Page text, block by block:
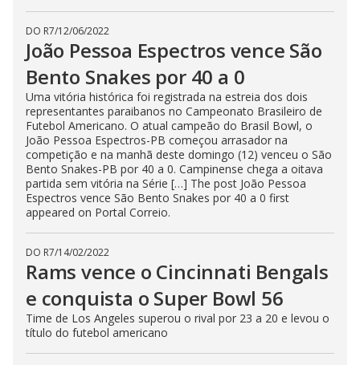
DO R7/12/06/2022
João Pessoa Espectros vence São
Bento Snakes por 40 a 0
Uma vitória histórica foi registrada na estreia dos dois
representantes paraibanos no Campeonato Brasileiro de
Futebol Americano. O atual campeão do Brasil Bowl, o
João Pessoa Espectros-PB começou arrasador na
competição e na manhã deste domingo (12) venceu o São
Bento Snakes-PB por 40 a 0. Campinense chega a oitava
partida sem vitória na Série […] The post João Pessoa
Espectros vence São Bento Snakes por 40 a 0 first
appeared on Portal Correio.
DO R7/14/02/2022
Rams vence o Cincinnati Bengals
e conquista o Super Bowl 56
Time de Los Angeles superou o rival por 23 a 20 e levou o
título do futebol americano